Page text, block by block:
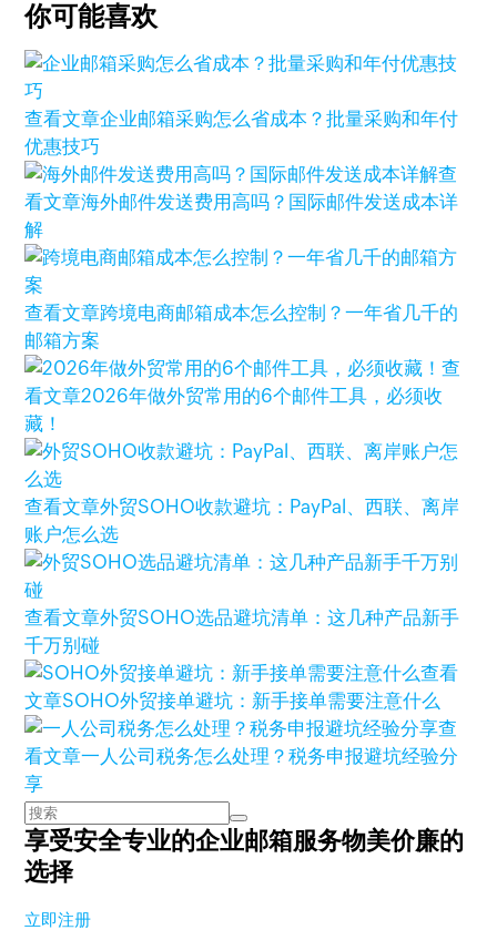
你可能喜欢
查看文章企业邮箱采购怎么省成本？批量采购和年付
优惠技巧
查
看文章海外邮件发送费用高吗？国际邮件发送成本详
解
查看文章跨境电商邮箱成本怎么控制？一年省几千的
邮箱方案
查
看文章2026年做外贸常用的6个邮件工具，必须收
藏！
查看文章外贸SOHO收款避坑：PayPal、西联、离岸
账户怎么选
查看文章外贸SOHO选品避坑清单：这几种产品新手
千万别碰
查看
文章SOHO外贸接单避坑：新手接单需要注意什么
查
看文章一人公司税务怎么处理？税务申报避坑经验分
享
享受安全专业的企业邮箱服务物美价廉的
选择
立即注册